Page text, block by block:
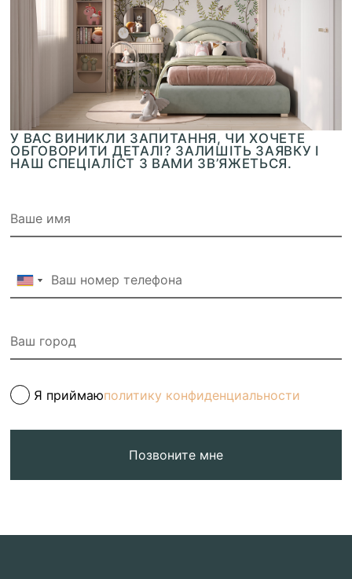
У ВАС ВИНИКЛИ ЗАПИТАННЯ, ЧИ ХОЧЕТЕ
ОБГОВОРИТИ ДЕТАЛІ? ЗАЛИШІТЬ ЗАЯВКУ І
НАШ СПЕЦІАЛІСТ З ВАМИ ЗВ’ЯЖЕТЬСЯ.
Я приймаюполитику конфиденциальности
Позвоните мне